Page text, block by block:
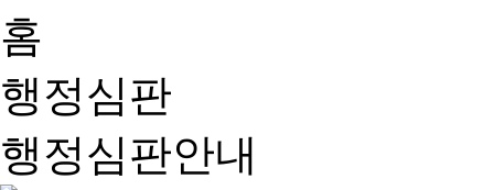
홈
행정심판
행정심판안내